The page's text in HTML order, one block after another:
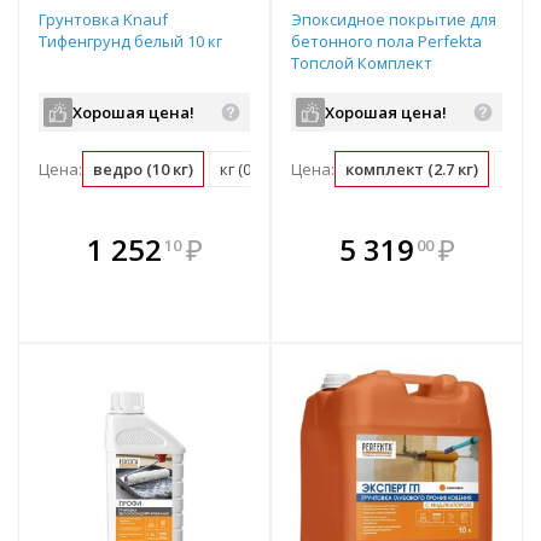
Грунтовка Knauf
Тифенгрунд белый 10 кг
Хорошая цена!
Цена: ведро (10 кг) кг (0.1 ведро)
1 252 10 ₽
В комплекте
всегда выгоднее!
Эпоксидное покрытие для
бетонного пола Perfekta
Топслой Комплект
Хорошая цена!
Цена: комплект (2.7 кг)
В комплекте
всегда выгоднее!
5 319 00 ₽